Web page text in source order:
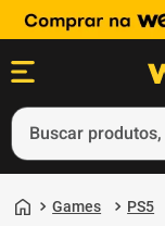
Buscar produtos,
Games PS5